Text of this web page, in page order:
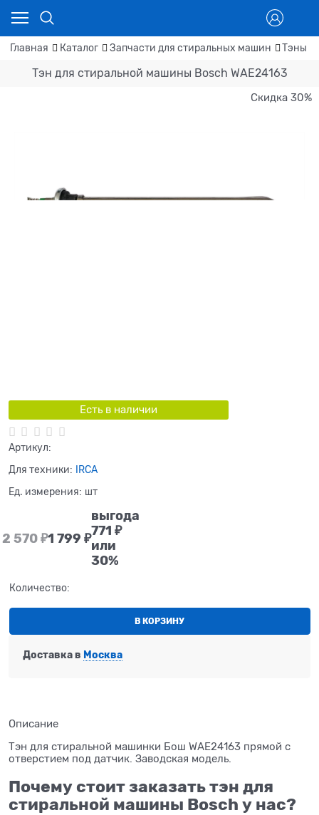
Главная Каталог Запчасти для стиральных машин Тэны
Тэн для стиральной машины Bosch WAE24163
Скидка 30%
Есть в наличии
Артикул:
Для техники:
IRCA
Ед. измерения: шт
2 570 ₽1 799 ₽
выгода
771 ₽
или
30%
Количество:
В КОРЗИНУ
Доставка в Москва
Описание
Тэн для стиральной машинки Бош WAE24163 прямой с
отверстием под датчик. Заводская модель.
Почему стоит заказать тэн для
стиральной машины Bosch у нас?